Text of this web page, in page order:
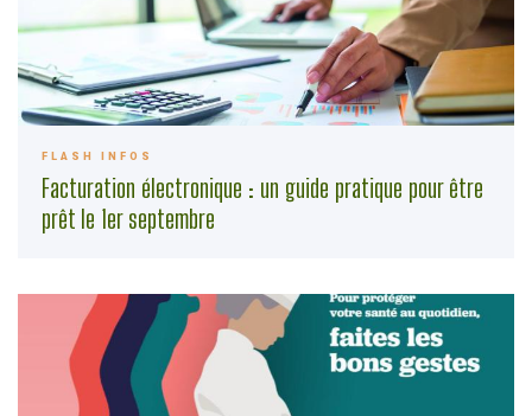
FLASH INFOS
Facturation électronique : un guide pratique pour être
prêt le 1er septembre